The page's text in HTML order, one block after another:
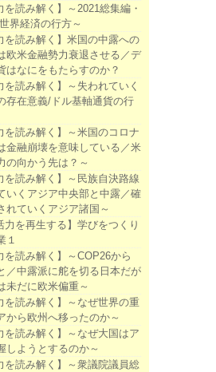
を読み解く】～2021総集編・
界経済の行方～
を読み解く】米国の中露への
欧米金融勢力衰退させる／デ
はなにをもたらすのか？
を読み解く】～失われていく
存在意義/ドル基軸通貨の行
を読み解く】～米国のコロナ
金融崩壊を意味している／米
の向かう先は？～
を読み解く】～民族自決路線
いくアジア中央部と中露／確
れていくアジア諸国～
力を再生する】学びをつくり
１
を読み解く】～COP26から
／中露派に舵を切る日本だが
未だに欧米偏重～
を読み解く】～なぜ世界の重
から欧州へ移ったのか～
を読み解く】～なぜ大国はア
しようとするのか～
を読み解く】～衆議院議員総